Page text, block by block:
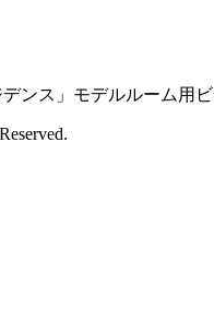
ンス」モデルルーム用